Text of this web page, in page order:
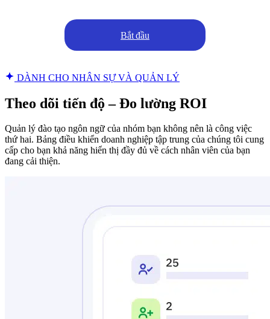
Bắt đầu
DÀNH CHO NHÂN SỰ VÀ QUẢN LÝ
Theo dõi tiến độ – Đo lường ROI
Quản lý đào tạo ngôn ngữ của nhóm bạn không nên là công việc
thứ hai. Bảng điều khiển doanh nghiệp tập trung của chúng tôi cung
cấp cho bạn khả năng hiển thị đầy đủ về cách nhân viên của bạn
đang cải thiện.